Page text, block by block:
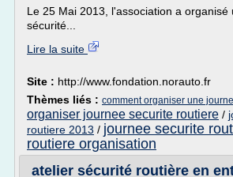
Le 25 Mai 2013, l'association a organisé
sécurité...
Lire la suite
Site : http://www.fondation.norauto.fr
Thèmes liés : comment organiser une
organiser journee securite routiere /
routiere 2013 / journee securite
routiere organisation
atelier sécurité routière en